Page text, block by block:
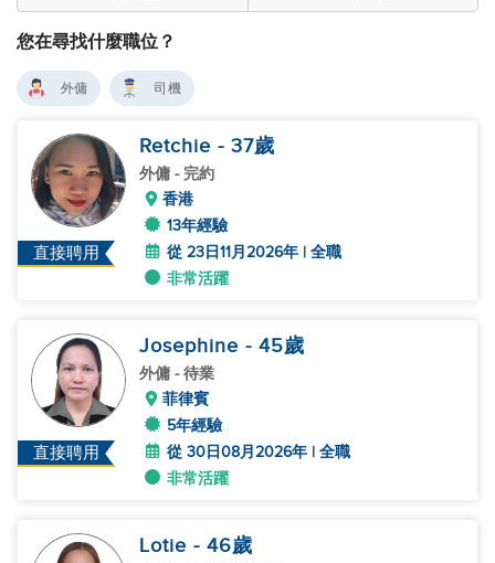
您在尋找什麼職位？
外傭 司機
直接聘用
Retchie - 37歲
外傭 - 完約
香港
13年經驗
從 23日11月2026年 | 全職
非常活躍
直接聘用
Josephine - 45歲
外傭 - 待業
菲律賓
5年經驗
從 30日08月2026年 | 全職
非常活躍
Lotie - 46歲